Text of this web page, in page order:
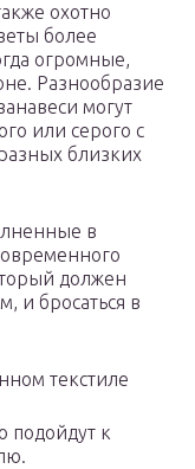
охотно
более
огромные,
Разнообразие
могут
или серого с
близких
в
должен
и бросаться в
текстиле
подойдут к